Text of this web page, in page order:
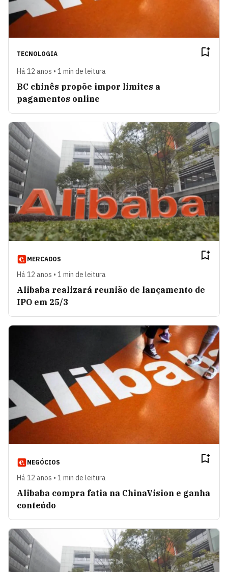
TECNOLOGIA
Há 12 anos • 1 min de leitura
BC chinês propõe impor limites a
pagamentos online
MERCADOS
Há 12 anos • 1 min de leitura
Alibaba realizará reunião de lançamento de
IPO em 25/3
NEGÓCIOS
Há 12 anos • 1 min de leitura
Alibaba compra fatia na ChinaVision e ganha
conteúdo